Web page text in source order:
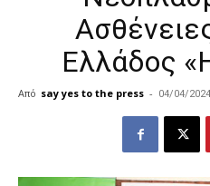
Ελλάδος
Από say yes to the press - 04/04/2024